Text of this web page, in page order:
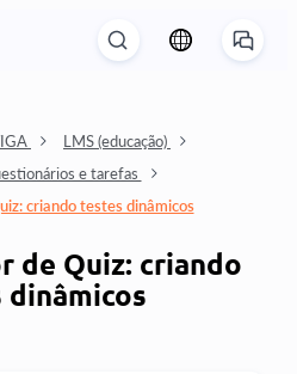
LMS (educação)
e tarefas
criando testes dinâmicos
de Quiz: criando